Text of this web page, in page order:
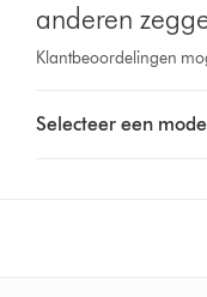
anderen
Klantbeoordelingen
a
Selecteer een